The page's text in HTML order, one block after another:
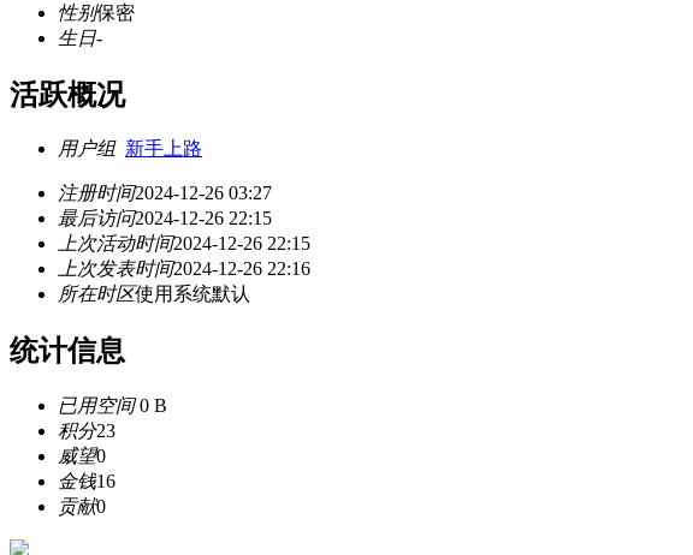
性别保密
生日-
活跃概况
用户组 新手上路
注册时间2024-12-26 03:27
最后访问2024-12-26 22:15
上次活动时间2024-12-26 22:15
上次发表时间2024-12-26 22:16
所在时区使用系统默认
统计信息
已用空间0 B
积分23
威望0
金钱16
贡献0